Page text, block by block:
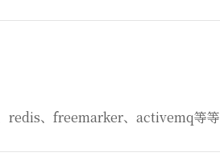
redis、freemarker、activemq等等